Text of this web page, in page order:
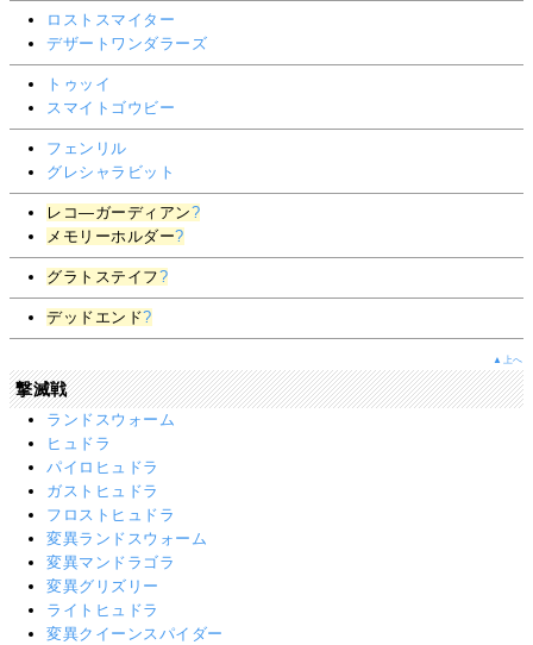
ロストスマイター
デザートワンダラーズ
トゥッイ
スマイトゴウビー
フェンリル
グレシャラビット
レコ―ガーディアン?
メモリーホルダー?
グラトステイフ?
デッドエンド?
▲上へ
撃滅戦
ランドスウォーム
ヒュドラ
パイロヒュドラ
ガストヒュドラ
フロストヒュドラ
変異ランドスウォーム
変異マンドラゴラ
変異グリズリー
ライトヒュドラ
変異クイーンスパイダー